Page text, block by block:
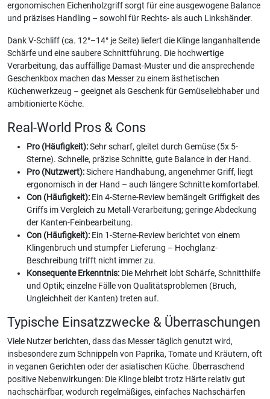
ergonomischen Eichenholzgriff sorgt für eine ausgewogene Balance
und präzises Handling – sowohl für Rechts- als auch Linkshänder.
Dank V-Schliff (ca. 12°–14° je Seite) liefert die Klinge langanhaltende
Schärfe und eine saubere Schnittführung. Die hochwertige
Verarbeitung, das auffällige Damast-Muster und die ansprechende
Geschenkbox machen das Messer zu einem ästhetischen
Küchenwerkzeug – geeignet als Geschenk für Gemüseliebhaber und
ambitionierte Köche.
Real-World Pros & Cons
Pro (Häufigkeit):Sehr scharf, gleitet durch Gemüse (5x 5-
Sterne). Schnelle, präzise Schnitte, gute Balance in der Hand.
Pro (Nutzwert):Sichere Handhabung, angenehmer Griff, liegt
ergonomisch in der Hand – auch längere Schnitte komfortabel.
Con (Häufigkeit): Ein 4-Sterne-Review bemängelt Griffigkeit des
Griffs im Vergleich zu Metall-Verarbeitung; geringe Abdeckung
der Kanten-Feinbearbeitung.
Con (Häufigkeit): Ein 1-Sterne-Review berichtet von einem
Klingenbruch und stumpfer Lieferung – Hochglanz-
Beschreibung trifft nicht immer zu.
Konsequente Erkenntnis: Die Mehrheit lobt Schärfe, Schnitthilfe
und Optik; einzelne Fälle von Qualitätsproblemen (Bruch,
Ungleichheit der Kanten) treten auf.
Typische Einsatzzwecke & Überraschungen
Viele Nutzer berichten, dass das Messer täglich genutzt wird,
insbesondere zum Schnippeln von Paprika, Tomate und Kräutern, oft
in veganen Gerichten oder der asiatischen Küche. Überraschend
positive Nebenwirkungen: Die Klinge bleibt trotz Härte relativ gut
nachschärfbar, wodurch regelmäßiges, einfaches Nachschärfen